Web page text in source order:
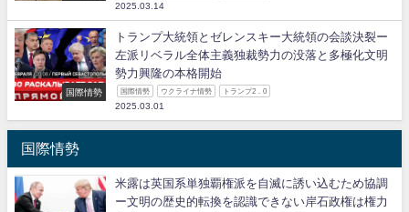
2025.03.14
国際情勢
トランプ大統領とゼレンスキー大統領の会談決裂ー
左派リベラル全体主義独裁勢力の没落と多極化文明
勢力興隆の本格開始
国際情勢 ウクライナ情勢 トランプ2．0
2025.03.01
国際情勢
米露は英国系単独覇権派を自滅に誘い込むため協調
ー文明の歴史的転換を認識できない岸石政権は権力